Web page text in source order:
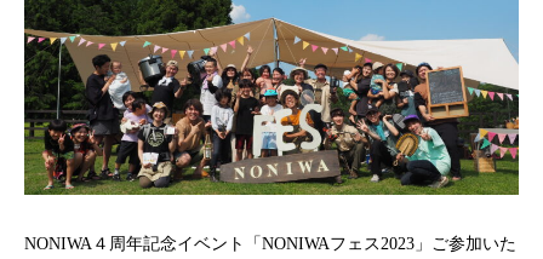
NONIWA４周年記念イベント「NONIWAフェス2023」ご参加いた